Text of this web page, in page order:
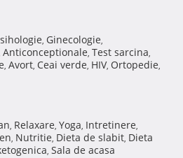
, Ginecologie,
Anticonceptionale, Test sarcina,
, Avort, Ceai verde, HIV, Ortopedie,
, Relaxare, Yoga, Intretinere,
, Nutritie, Dieta de slabit, Dieta
, Sala de acasa